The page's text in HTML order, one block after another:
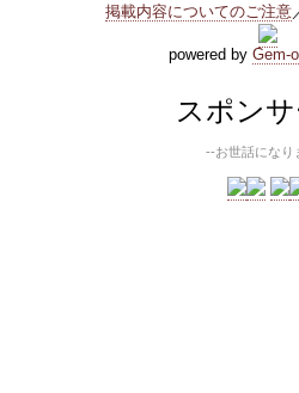
掲載内容についてのご注意
powered by Gem-
スポン
--お世話になり